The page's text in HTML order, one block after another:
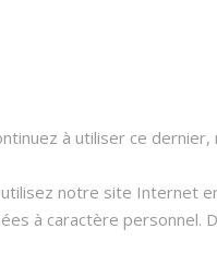
à utiliser ce
notre site Internet
à caractère personnel.